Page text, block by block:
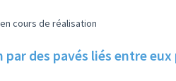
cours de réalisation
des pavés liés entre eux